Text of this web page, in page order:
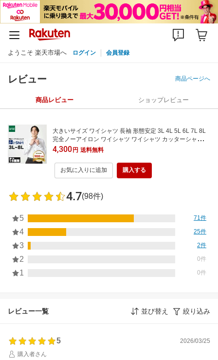
ようこそ 楽天市場へ ログイン 会員登録
レビュー 商品ページへ
商品レビュー ショップレビュー
大きいサイズ ワイシャツ 長袖 形態安定 3L 4L 5L 6L 7L 8L
完全ノーアイロン ワイシャツ ワイシャツ カッターシャツ ア
イシャツ ストレッチ ビジネス 選べる11種類 ボタンダウン
ワイドカラー 無地 ストライプ 白 ブルー リクルート 送料無
料 大きいサイズの店 フォーエル
4,300円 送料無料
お気に入りに追加 購入する
4.7(98件)
5 71件
4 25件
3 2件
2 0件
1 0件
レビュー一覧 並び替え 絞り込み
5
2026/03/25
購入者さん